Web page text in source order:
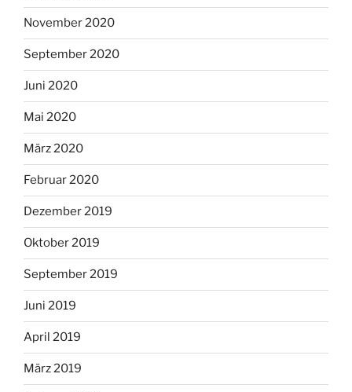
November 2020
September 2020
Juni 2020
Mai 2020
März 2020
Februar 2020
Dezember 2019
Oktober 2019
September 2019
Juni 2019
April 2019
März 2019